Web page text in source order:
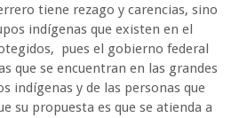
tiene rezago y carencias, sino
indígenas que existen en el
pues el gobierno federal
que se encuentran en las grandes
indígenas y de las personas que
su propuesta es que se atienda a